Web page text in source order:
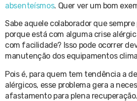
absenteísmos. Quer ver um bom
Sabe aquele colaborador que
porque está com alguma crise
com facilidade? Isso pode ocorrer
manutenção dos equipamentos
Pois é, para quem tem tendência a
alérgicos, esse problema gera a
afastamento para plena